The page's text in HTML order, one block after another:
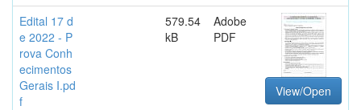
Edital 17 d
e 2022 - P
rova Conh
ecimentos
Gerais I.pd
f
579.54
kB
Adobe
PDF
View/Open